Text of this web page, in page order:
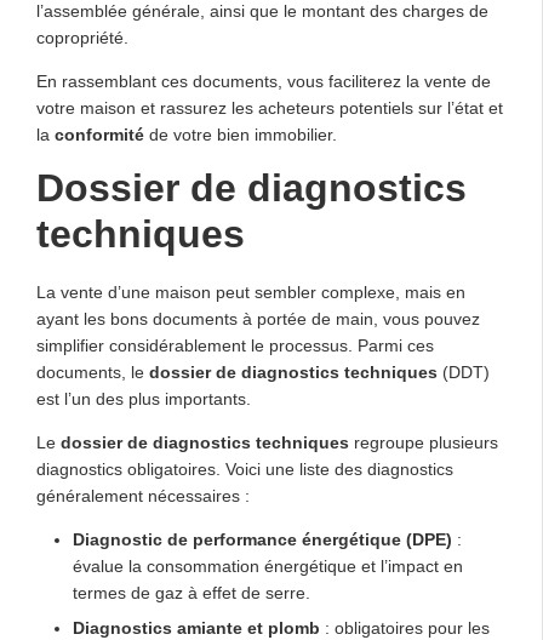
l’assemblée générale, ainsi que le montant des charges de
copropriété.
En rassemblant ces documents, vous faciliterez la vente de
votre maison et rassurez les acheteurs potentiels sur l’état et
la conformité de votre bien immobilier.
Dossier de diagnostics
techniques
La vente d’une maison peut sembler complexe, mais en
ayant les bons documents à portée de main, vous pouvez
simplifier considérablement le processus. Parmi ces
documents, le dossier de diagnostics techniques (DDT)
est l’un des plus importants.
Le dossier de diagnostics techniques regroupe plusieurs
diagnostics obligatoires. Voici une liste des diagnostics
généralement nécessaires :
Diagnostic de performance énergétique (DPE) :
évalue la consommation énergétique et l’impact en
termes de gaz à effet de serre.
Diagnostics amiante et plomb : obligatoires pour les